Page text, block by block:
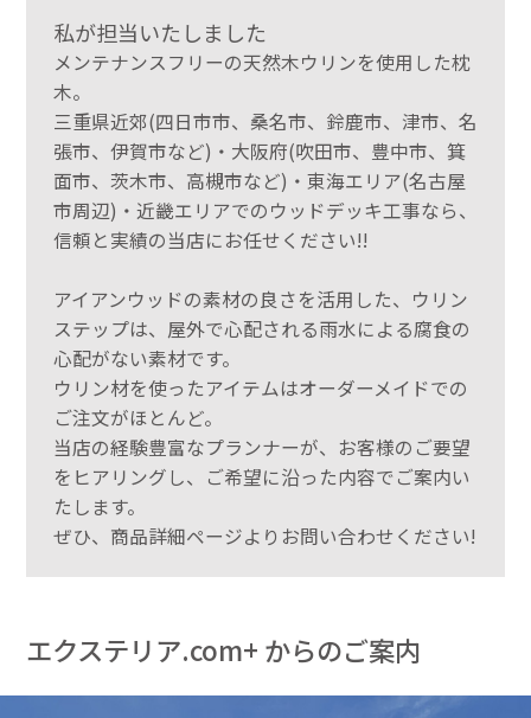
私が担当いたしました
メンテナンスフリーの天然木ウリンを使用した枕
木。
三重県近郊(四日市市、桑名市、鈴鹿市、津市、名
張市、伊賀市など)・大阪府(吹田市、豊中市、箕
面市、茨木市、高槻市など)・東海エリア(名古屋
市周辺)・近畿エリアでのウッドデッキ工事なら、
信頼と実績の当店にお任せください!!
アイアンウッドの素材の良さを活用した、ウリン
ステップは、屋外で心配される雨水による腐食の
心配がない素材です。
ウリン材を使ったアイテムはオーダーメイドでの
ご注文がほとんど。
当店の経験豊富なプランナーが、お客様のご要望
をヒアリングし、ご希望に沿った内容でご案内い
たします。
ぜひ、商品詳細ページよりお問い合わせください!
エクステリア.com+ からのご案内